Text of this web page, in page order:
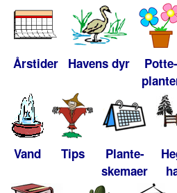
Årstider Havens dyr
Potte-
Vand Tips
Plante-
skemaer